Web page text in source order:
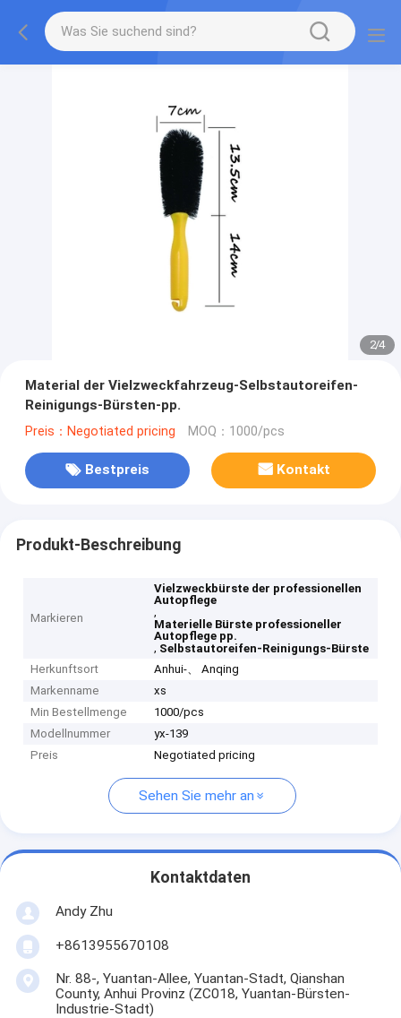
2/4
Material der Vielzweckfahrzeug-Selbstautoreifen-
Reinigungs-Bürsten-pp.
Preis：Negotiated pricing MOQ：1000/pcs
Bestpreis Kontakt
Produkt-Beschreibung
Markieren
Vielzweckbürste der professionellen
Autopflege
,
Materielle Bürste professioneller
Autopflege pp.
, Selbstautoreifen-Reinigungs-Bürste
Herkunftsort
Anhui-、 Anqing
Markenname
xs
Min Bestellmenge
1000/pcs
Modellnummer
yx-139
Preis
Negotiated pricing
Sehen Sie mehr an
Kontaktdaten
Andy Zhu
+8613955670108
Nr. 88-, Yuantan-Allee, Yuantan-Stadt, Qianshan
County, Anhui Provinz (ZC018, Yuantan-Bürsten-
Industrie-Stadt)